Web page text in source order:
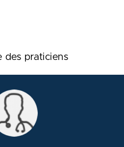
des praticiens